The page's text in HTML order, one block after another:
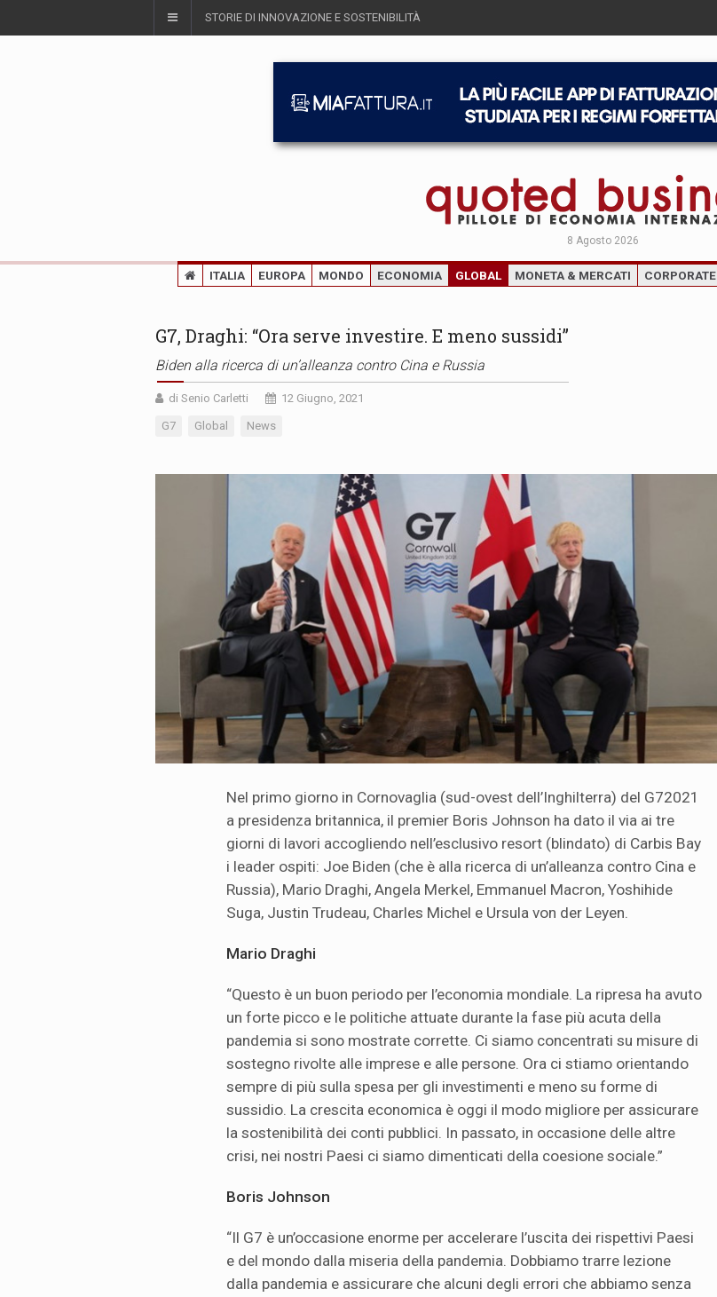
STORIE DI INNOVAZIONE E SOSTENIBILITÀ
8 Agosto 2026
ITALIA EUROPA MONDO ECONOMIA GLOBAL MONETA & MERCATI CORPORATE
G7, Draghi: “Ora serve investire. E meno sussidi”
Biden alla ricerca di un’alleanza contro Cina e Russia
di Senio Carletti 12 Giugno, 2021
G7 Global News
Nel primo giorno in Cornovaglia (sud-ovest dell’Inghilterra) del G72021
a presidenza britannica, il premier Boris Johnson ha dato il via ai tre
giorni di lavori accogliendo nell’esclusivo resort (blindato) di Carbis Bay
i leader ospiti: Joe Biden (che è alla ricerca di un’alleanza contro Cina e
Russia), Mario Draghi, Angela Merkel, Emmanuel Macron, Yoshihide
Suga, Justin Trudeau, Charles Michel e Ursula von der Leyen.
Mario Draghi
“Questo è un buon periodo per l’economia mondiale. La ripresa ha avuto
un forte picco e le politiche attuate durante la fase più acuta della
pandemia si sono mostrate corrette. Ci siamo concentrati su misure di
sostegno rivolte alle imprese e alle persone. Ora ci stiamo orientando
sempre di più sulla spesa per gli investimenti e meno su forme di
sussidio. La crescita economica è oggi il modo migliore per assicurare
la sostenibilità dei conti pubblici. In passato, in occasione delle altre
crisi, nei nostri Paesi ci siamo dimenticati della coesione sociale.”
Boris Johnson
“Il G7 è un’occasione enorme per accelerare l’uscita dei rispettivi Paesi
e del mondo dalla miseria della pandemia. Dobbiamo trarre lezione
dalla pandemia e assicurare che alcuni degli errori che abbiamo senza